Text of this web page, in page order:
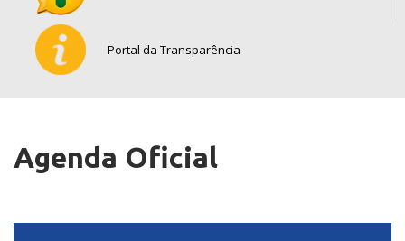
Portal da Transparência
Agenda Oficial